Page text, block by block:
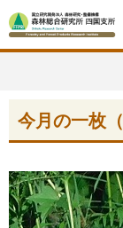
今月の一枚